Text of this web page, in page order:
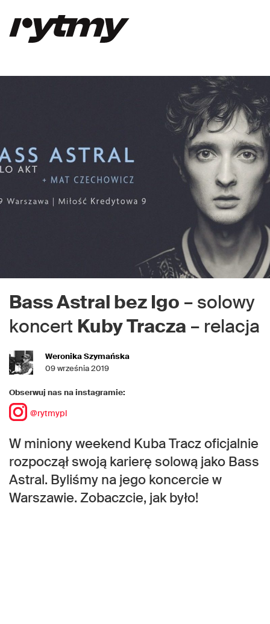
Bass Astral bez Igo – solowy
koncert Kuby Tracza – relacja
Weronika Szymańska
09 września 2019
Obserwuj nas na instagramie:
@rytmypl
W miniony weekend Kuba Tracz oficjalnie
rozpoczął swoją karierę solową jako Bass
Astral. Byliśmy na jego koncercie w
Warszawie. Zobaczcie, jak było!